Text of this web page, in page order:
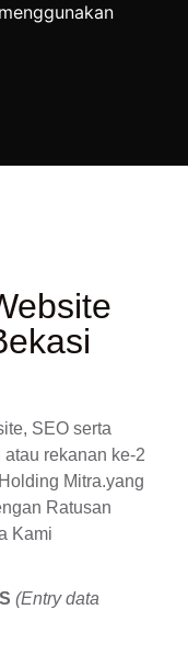
SEO serta
rekanan ke-2
Mitra.yang
Ratusan
Kami
(Entry data